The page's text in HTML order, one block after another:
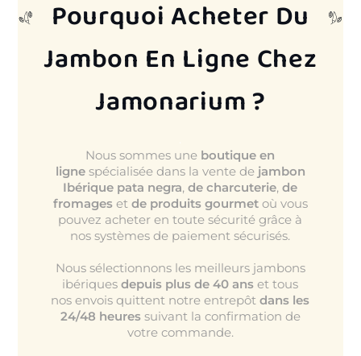
Pourquoi Acheter Du
Jambon En Ligne Chez
Jamonarium ?
Nous sommes une boutique en
lignespécialisée dans la vente de jambon
Ibérique pata negra,de charcuterie,de
fromageset de produits gourmet où vous
pouvez acheter en toute sécurité grâce à
nos systèmes de paiement sécurisés.
Nous sélectionnons les meilleurs jambons
ibériquesdepuis plus de 40 ans et tous
nos envois quittent notre entrepôtdans les
24/48 heuressuivant la confirmation de
votre commande.